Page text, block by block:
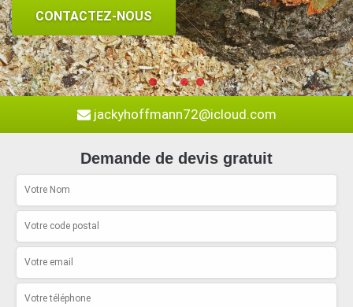
CONTACTEZ-NOUS
jackyhoffmann72@icloud.com
Demande de devis gratuit